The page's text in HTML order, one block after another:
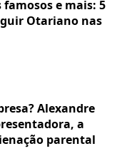
e mais: 5
Otariano nas
Alexandre
a
parental